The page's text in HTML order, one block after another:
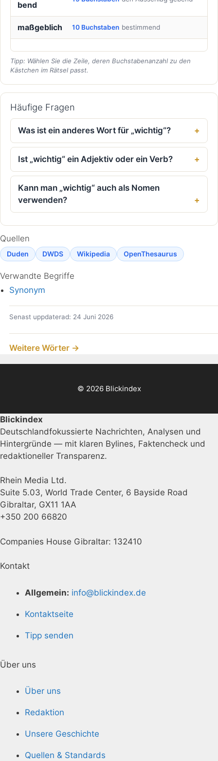
bend
maßgeblich 10 Buchstaben bestimmend
Tipp: Wählen Sie die Zeile, deren Buchstabenanzahl zu den
Kästchen im Rätsel passt.
Häufige Fragen
Was ist ein anderes Wort für „wichtig“?
Ist „wichtig“ ein Adjektiv oder ein Verb?
Kann man „wichtig“ auch als Nomen
verwenden?
Quellen
Duden DWDS Wikipedia OpenThesaurus
Verwandte Begriffe
Synonym
Senast uppdaterad: 24 Juni 2026
Weitere Wörter →
© 2026 Blickindex
Blickindex
Deutschlandfokussierte Nachrichten, Analysen und
Hintergründe — mit klaren Bylines, Faktencheck und
redaktioneller Transparenz.
Rhein Media Ltd.
Suite 5.03, World Trade Center, 6 Bayside Road
Gibraltar, GX11 1AA
+350 200 66820
Companies House Gibraltar: 132410
Kontakt
Allgemein: info@blickindex.de
Kontaktseite
Tipp senden
Über uns
Über uns
Redaktion
Unsere Geschichte
Quellen & Standards